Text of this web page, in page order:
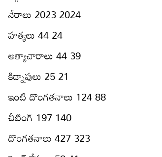
నేరాలు 2023 2024
హత్యలు 44 24
అత్యాచారాలు 44 39
కిడ్నాపులు 25 21
ఇంటి దొంగతనాలు 124 88
చీటింగ్‌ 197 140
దొంగతనాలు 427 323